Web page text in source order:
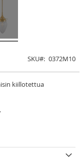
SKU 0372M10
kiillotettua